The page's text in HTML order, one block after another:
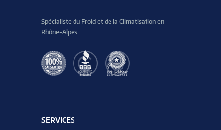
Spécialiste du Froid et de la Climatisation en
Rhône-Alpes
SERVICES